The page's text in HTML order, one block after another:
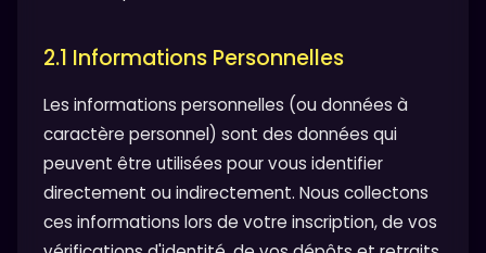
2.1 Informations Personnelles
Les informations personnelles (ou données à
caractère personnel) sont des données qui
peuvent être utilisées pour vous identifier
directement ou indirectement. Nous collectons
ces informations lors de votre inscription, de vos